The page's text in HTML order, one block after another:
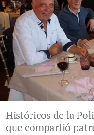
Históricos de la
que compartió